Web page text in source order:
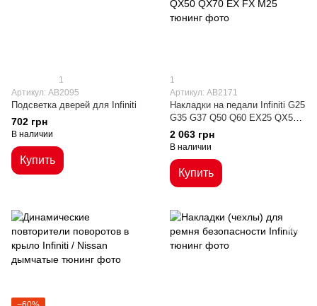
1
Артикул: AB2095
Подсветка дверей для Infiniti
702 грн
В наличии
Купить
1
Артикул: AB2171
Накладки на педали Infiniti G25
G35 G37 Q50 Q60 EX25 QX50
QX70 EX FX M25
2 063 грн
В наличии
Купить